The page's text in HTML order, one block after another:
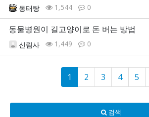
동태탕 1,544 0
동물병원이 길고양이로 돈 버는 방법
신림사 1,449 0
1 2 3 4 5
검색